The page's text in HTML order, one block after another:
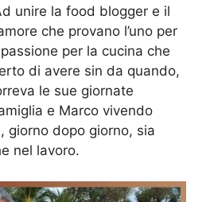
unire la food blogger e il
che provano l’uno per
per la cucina che
di avere sin da quando,
le sue giornate
e Marco vivendo
giorno dopo giorno, sia
nel lavoro.